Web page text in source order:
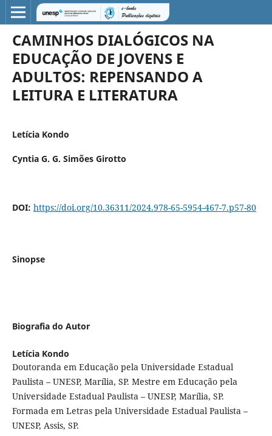
CAMINHOS DIALÓGICOS NA
EDUCAÇÃO DE JOVENS E
ADULTOS: REPENSANDO A
LEITURA E LITERATURA
Letícia Kondo
Cyntia G. G. Simões Girotto
DOI: https://doi.org/10.36311/2024.978-65-5954-467-7.p57-80
Sinopse
Biografia do Autor
Letícia Kondo
Doutoranda em Educação pela Universidade Estadual
Paulista – UNESP, Marília, SP. Mestre em Educação pela
Universidade Estadual Paulista – UNESP, Marília, SP.
Formada em Letras pela Universidade Estadual Paulista –
UNESP, Assis, SP.